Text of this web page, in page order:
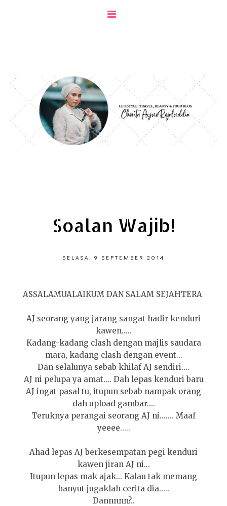
Soalan Wajib!
SELASA, 9 SEPTEMBER 2014
ASSALAMUALAIKUM DAN SALAM SEJAHTERA
AJ seorang yang jarang sangat hadir kenduri
kawen.....
Kadang-kadang clash dengan majlis saudara
mara, kadang clash dengan event...
Dan selalunya sebab khilaf AJ sendiri....
AJ ni pelupa ya amat.... Dah lepas kenduri baru
AJ ingat pasal tu, itupun sebab nampak orang
dah upload gambar....
Teruknya perangai seorang AJ ni....... Maaf
yeeee.....
Ahad lepas AJ berkesempatan pegi kenduri
kawen jiran AJ ni...
Itupun lepas mak ajak... Kalau tak memang
hanyut jugaklah cerita dia.....
Dannnnn?..